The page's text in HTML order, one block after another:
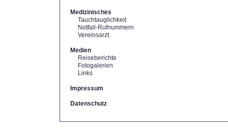
Medizinisches
Tauchtauglichkeit
Notfall-Rufnummern
Vereinsarzt
Medien
Reiseberichte
Fotogalerien
Links
Impressum
Datenschutz